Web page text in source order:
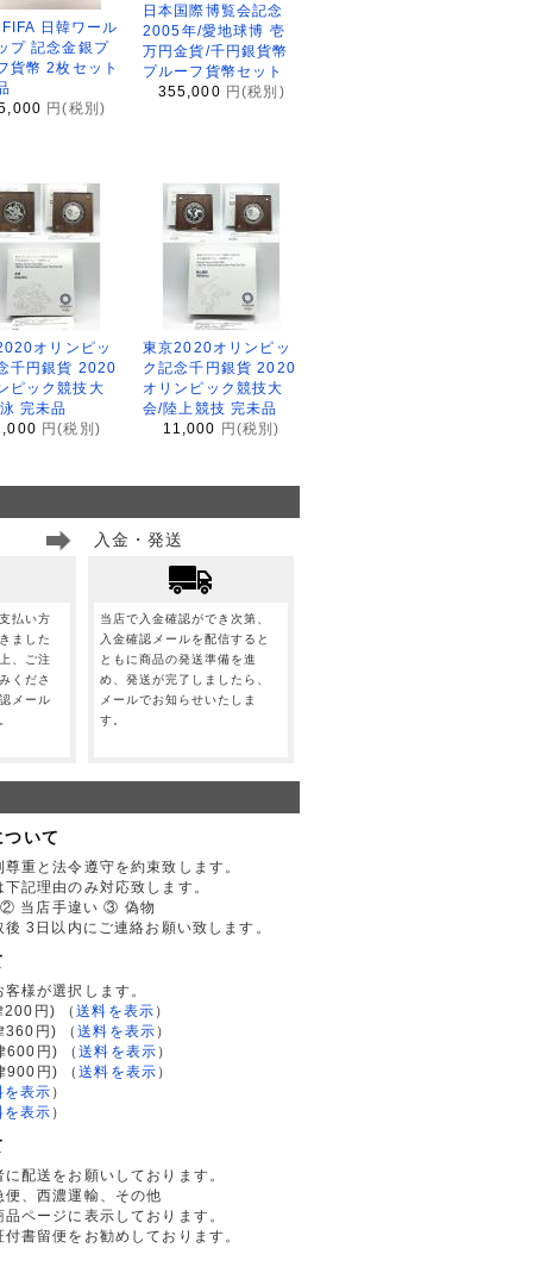
日韓ワール
プ 記念金銀プ
貨幣 2枚セット
円(税別)
日本国際博覧会記念
2005年/愛地球博 壱
万円金貨/千円銀貨幣
プルーフ貨幣セット
355,000 円(税別)
オリンピッ
千円銀貨 2020
ピック競技大
完未品
円(税別)
東京2020オリンピッ
ク記念千円銀貨 2020
オリンピック競技大
会/陸上競技 完未品
11,000
円(税別)
払い方
ました
、ご注
くださ
メール
入金・発送
当店で入金確認ができ次第、
入金確認メールを配信すると
ともに商品の発送準備を進
め、発送が完了しましたら、
メールでお知らせいたしま
す。
ついて
重と法令遵守を約束致します。
記理由のみ対応致します。
当店手違い ③ 偽物
後 3日以内にご連絡お願い致します。
様が選択します。
200円)
（送料を表示 ）
360円)
（送料を表示 ）
600円)
（送料を表示 ）
900円)
（送料を表示 ）
を表示 ）
を表示 ）
配送をお願いしております。
便、西濃運輸、その他
ページに表示しております。
書留便をお勧めしております。